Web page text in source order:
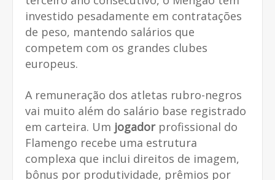
investido pesadamente em contratações
de peso, mantendo salários que
competem com os grandes clubes
europeus.
A remuneração dos atletas rubro-negros
vai muito além do salário base registrado
em carteira. Um jogadorprofissional do
Flamengo recebe uma estrutura
complexa que inclui direitos de imagem,
bônus por produtividade, prêmios por